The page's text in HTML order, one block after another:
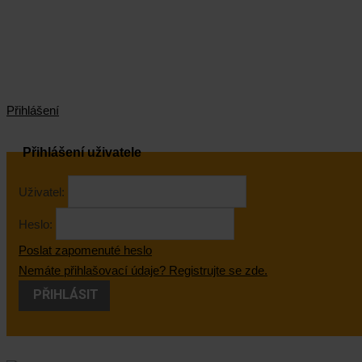
Přihlášení
Přihlášení uživatele
Uživatel:
Heslo:
Poslat zapomenuté heslo
Nemáte přihlašovací údaje? Registrujte se zde.